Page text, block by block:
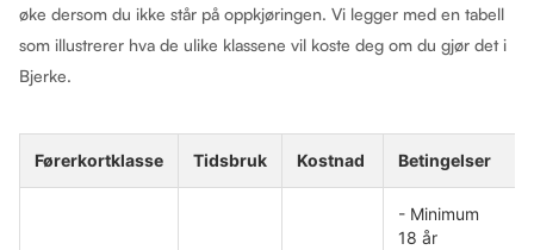
øke dersom du ikke står på oppkjøringen. Vi legger med en tabell
som illustrerer hva de ulike klassene vil koste deg om du gjør det i
Bjerke.
Førerkortklasse Tidsbruk Kostnad Betingelser
- Minimum
18 år